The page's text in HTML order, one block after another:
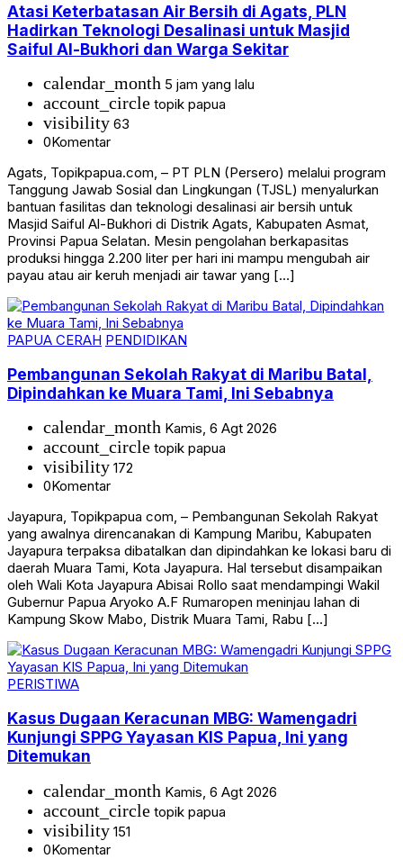
Atasi Keterbatasan Air Bersih di Agats, PLN
Hadirkan Teknologi Desalinasi untuk Masjid
Saiful Al-Bukhori dan Warga Sekitar
calendar_month 5 jam yang lalu
account_circle topik papua
visibility 63
0Komentar
Agats, Topikpapua.com, – PT PLN (Persero) melalui program
Tanggung Jawab Sosial dan Lingkungan (TJSL) menyalurkan
bantuan fasilitas dan teknologi desalinasi air bersih untuk
Masjid Saiful Al-Bukhori di Distrik Agats, Kabupaten Asmat,
Provinsi Papua Selatan. Mesin pengolahan berkapasitas
produksi hingga 2.200 liter per hari ini mampu mengubah air
payau atau air keruh menjadi air tawar yang […]
PAPUA CERAH PENDIDIKAN
Pembangunan Sekolah Rakyat di Maribu Batal,
Dipindahkan ke Muara Tami, Ini Sebabnya
calendar_month Kamis, 6 Agt 2026
account_circle topik papua
visibility 172
0Komentar
Jayapura, Topikpapua com, – Pembangunan Sekolah Rakyat
yang awalnya direncanakan di Kampung Maribu, Kabupaten
Jayapura terpaksa dibatalkan dan dipindahkan ke lokasi baru di
daerah Muara Tami, Kota Jayapura. Hal tersebut disampaikan
oleh Wali Kota Jayapura Abisai Rollo saat mendampingi Wakil
Gubernur Papua Aryoko A.F Rumaropen meninjau lahan di
Kampung Skow Mabo, Distrik Muara Tami, Rabu […]
PERISTIWA
Kasus Dugaan Keracunan MBG: Wamengadri
Kunjungi SPPG Yayasan KIS Papua, Ini yang
Ditemukan
calendar_month Kamis, 6 Agt 2026
account_circle topik papua
visibility 151
0Komentar